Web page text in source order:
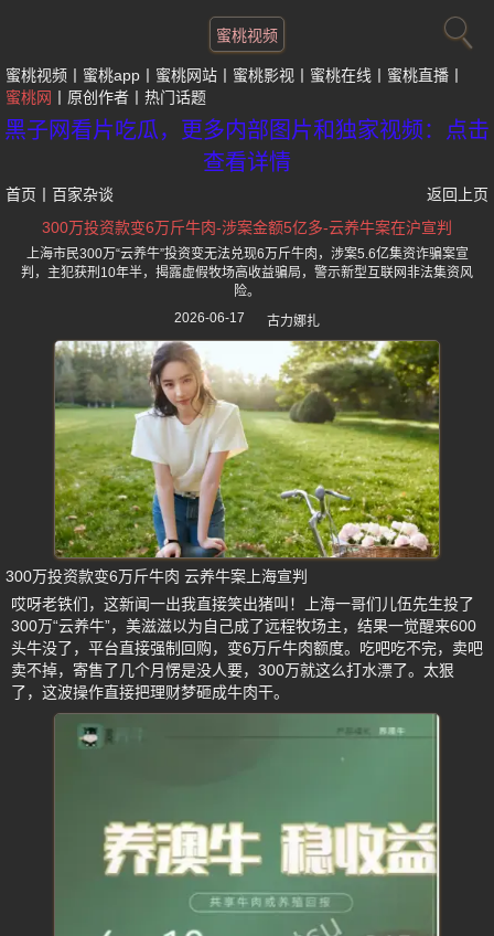
蜜桃视频
蜜桃视频 蜜桃app 蜜桃网站 蜜桃影视 蜜桃在线
蜜桃直播
蜜桃网
原创作者 热门话题
黑子网看片吃瓜，更多内部图片和独家视频：点击
查看详情
首页 百家杂谈
返回上页
300万投资款变6万斤牛肉-涉案金额5亿多-云养牛案在沪宣判
上海市民300万“云养牛”投资变无法兑现6万斤牛肉，涉案5.6亿集资诈骗案宣
判，主犯获刑10年半，揭露虚假牧场高收益骗局，警示新型互联网非法集资风
险。
2026-06-17
古力娜扎
300万投资款变6万斤牛肉 云养牛案上海宣判
哎呀老铁们，这新闻一出我直接笑出猪叫！上海一哥们儿伍先生投了
300万“云养牛”，美滋滋以为自己成了远程牧场主，结果一觉醒来600
头牛没了，平台直接强制回购，变6万斤牛肉额度。吃吧吃不完，卖吧
卖不掉，寄售了几个月愣是没人要，300万就这么打水漂了。太狠
了，这波操作直接把理财梦砸成牛肉干。